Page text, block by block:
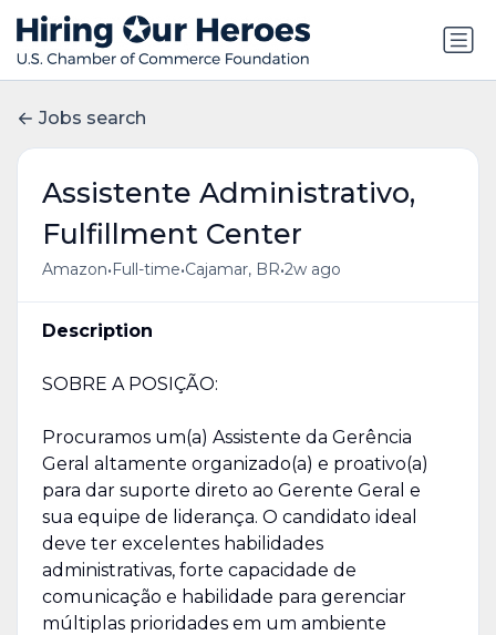
Jobs search
Assistente Administrativo,
Fulfillment Center
Amazon• Full-time•Cajamar, BR•2w ago
Description
SOBRE A POSIÇÃO:
Procuramos um(a) Assistente da Gerência
Geral altamente organizado(a) e proativo(a)
para dar suporte direto ao Gerente Geral e
sua equipe de liderança. O candidato ideal
deve ter excelentes habilidades
administrativas, forte capacidade de
comunicação e habilidade para gerenciar
múltiplas prioridades em um ambiente